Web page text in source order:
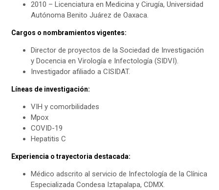
2010 – Licenciatura en Medicina y Cirugía, Universidad
Autónoma Benito Juárez de Oaxaca.
Cargos o nombramientos vigentes:
Director de proyectos de la Sociedad de Investigación
y Docencia en Virología e Infectología (SIDVI).
Investigador afiliado a CISIDAT.
Líneas de investigación:
VIH y comorbilidades
Mpox
COVID-19
Hepatitis C
Experiencia o trayectoria destacada:
Médico adscrito al servicio de Infectología de la Clínica
Especializada Condesa Iztapalapa, CDMX.